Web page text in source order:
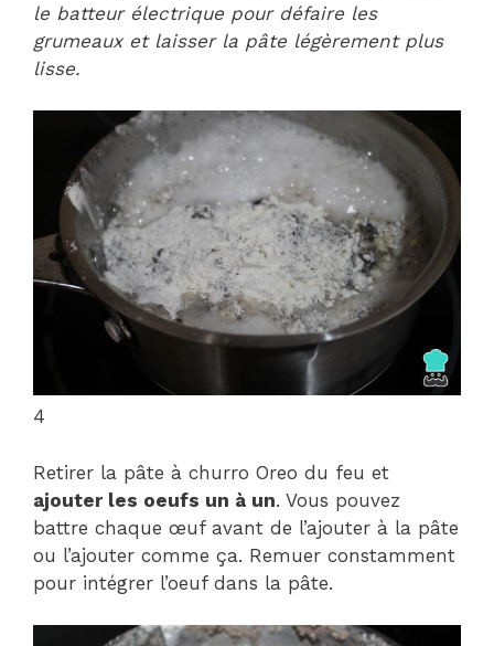
le batteur électrique pour défaire les
grumeaux et laisser la pâte légèrement plus
lisse.
4
Retirer la pâte à churro Oreo du feu et
ajouter les oeufs un à un. Vous pouvez
battre chaque œuf avant de l’ajouter à la pâte
ou l’ajouter comme ça. Remuer constamment
pour intégrer l’oeuf dans la pâte.